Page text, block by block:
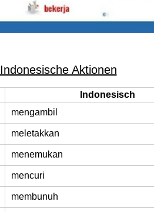
Indonesische Aktionen
Indonesisch
mengambil
meletakkan
menemukan
mencuri
membunuh